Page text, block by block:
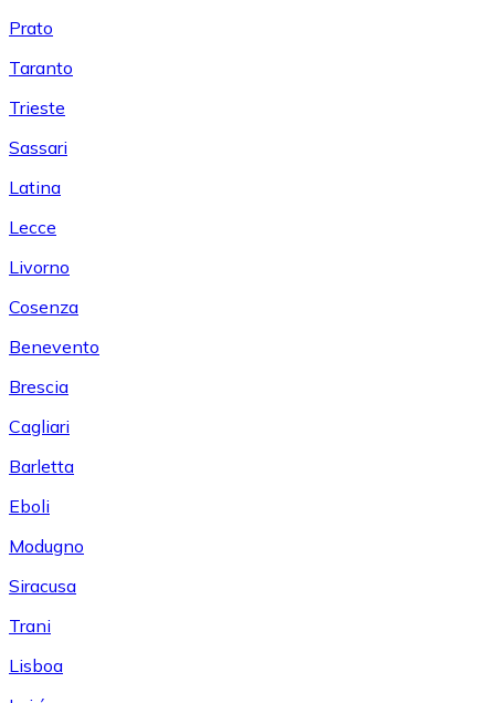
Prato
Taranto
Trieste
Sassari
Latina
Lecce
Livorno
Cosenza
Benevento
Brescia
Cagliari
Barletta
Eboli
Modugno
Siracusa
Trani
Lisboa